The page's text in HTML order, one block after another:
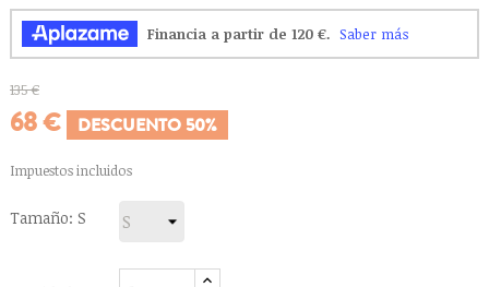
135 €
68 € DESCUENTO 50%
Impuestos incluidos
Tamaño: S